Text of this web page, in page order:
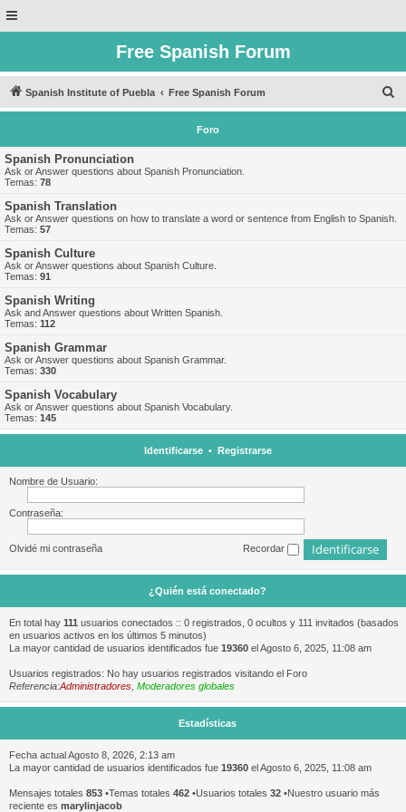
Free Spanish Forum
Spanish Institute of Puebla Free Spanish Forum
u
Foro
Spanish Pronunciation
Ask or Answer questions about Spanish Pronunciation.
Temas: 78
Spanish Translation
Ask or Answer questions on how to translate a word or sentence from English to Spanish.
Temas: 57
Spanish Culture
Ask or Answer questions about Spanish Culture.
Temas: 91
Spanish Writing
Ask and Answer questions about Written Spanish.
Temas: 112
Spanish Grammar
Ask or Answer questions about Spanish Grammar.
Temas: 330
Spanish Vocabulary
Ask or Answer questions about Spanish Vocabulary.
Temas: 145
Identificarse• Registrarse
Nombre de Usuario:
Contraseña:
Olvidé mi contraseña Recordar
¿Quién está conectado?
En total hay 111 usuarios conectados :: 0 registrados, 0 ocultos y 111 invitados (basados
en usuarios activos en los últimos 5 minutos)
La mayor cantidad de usuarios identificados fue 19360 el Agosto 6, 2025, 11:08 am
Usuarios registrados: No hay usuarios registrados visitando el Foro
Referencia:Administradores Moderadores globales
Estadísticas
Fecha actual Agosto 8, 2026, 2:13 am
La mayor cantidad de usuarios identificados fue 19360 el Agosto 6, 2025, 11:08 am
Mensajes totales 853 •Temas totales 462 •Usuarios totales 32 •Nuestro usuario más
reciente es marylinjacob